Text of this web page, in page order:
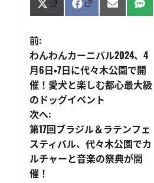
Share
on
X
(Twitter)
Share
on
FacebookShare
on
Email
on
投
稿
ナ
ビ
ゲ
ー
前:
わんわんカーニバル2024、4
月6日・7日に代々木公園で開
催！愛犬と楽しむ都心最大級
のドッグイベント
次へ:
第17回ブラジル＆ラテンフェ
スティバル、代々木公園でカ
ルチャーと音楽の祭典が開
催！